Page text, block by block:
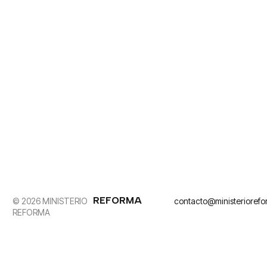
© 2026 MINISTERIO
REFORMA
REFORMA